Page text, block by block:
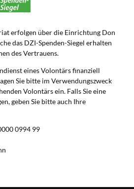
erfolgen über die Einrichtung Don
das DZI-Spenden-Siegel erhalten
des Vertrauens.
eines Volontärs finanziell
Sie bitte im Verwendungszweck
Volontärs ein. Falls Sie eine
geben Sie bitte auch Ihre
0994 99